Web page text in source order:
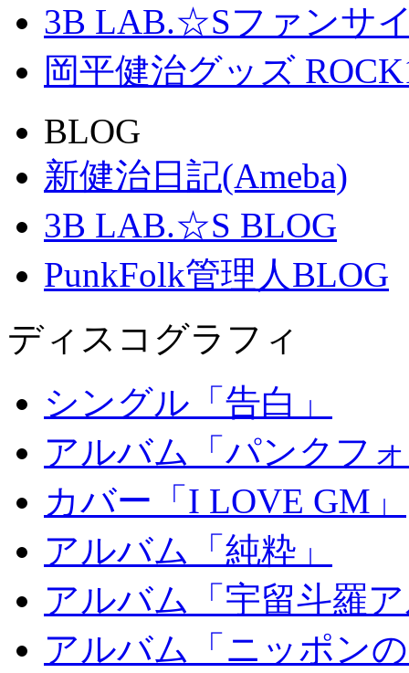
3B LAB.☆Sファンサイ
岡平健治グッズ
BLOG
新健治日記(Ameba)
3B LAB.☆S BLOG
PunkFolk管理人BLOG
ディスコグラフィ
シングル「告白」
アルバム「パンクフ
カバー「I LOVE GM」
アルバム「純粋」
アルバム「宇留斗羅
アルバム「ニッポン